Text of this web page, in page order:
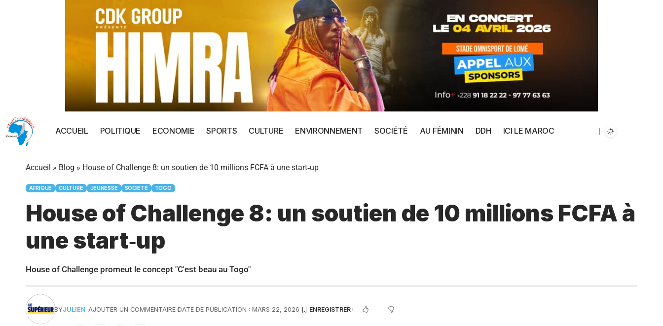
ACCUEIL POLITIQUE ECONOMIE SPORTS CULTURE ENVIRONNEMENT SOCIÉTÉ AU FÉMININ DDH ICI LE MAROC
Accueil » Blog » House of Challenge 8: un soutien de 10 millions FCFA à une start‑up
AFRIQUE CULTURE JEUNESSE SOCIÉTÉ TOGO
House of Challenge 8: un soutien de 10 millions FCFA à
une start‑up
House of Challenge promeut le concept "C'est beau au Togo"
BYJULIEN AJOUTER UN COMMENTAIRE DATE DE PUBLICATION : MARS 22, 2026